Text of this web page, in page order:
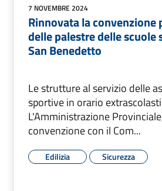
7 NOVEMBRE 2024
Rinnovata la
delle palestre delle scuole
San Benedetto
Le strutture al servizio delle
sportive in orario
L'Amministrazione
convenzione con il Com...
Edilizia Sicurezza